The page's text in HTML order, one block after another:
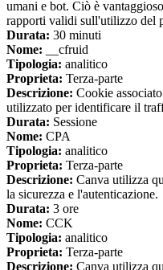
umani e bot. Ciò è
rapporti validi sull'utilizzo del
Durata: 30 minuti
Nome: __cfruid
Tipologia: analitico
Proprieta: Terza-parte
Descrizione: Cookie
utilizzato per identificare il
Durata: Sessione
Nome: CPA
Tipologia: analitico
Proprieta: Terza-parte
Descrizione: Canva utilizza
la sicurezza e l'autenticazione.
Durata: 3 ore
Nome: CCK
Tipologia: analitico
Proprieta: Terza-parte
Descrizione: Canva utilizza